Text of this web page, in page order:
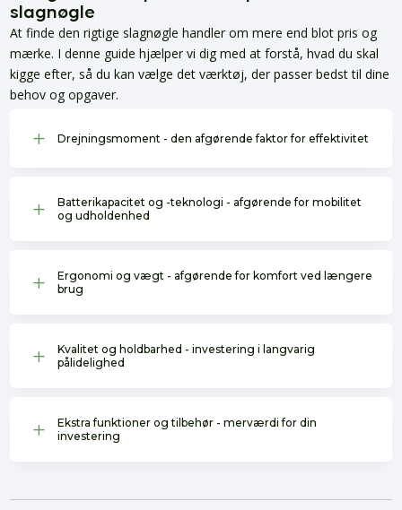
slagnøgle
At finde den rigtige slagnøgle handler om mere end blot pris og
mærke. I denne guide hjælper vi dig med at forstå, hvad du skal
kigge efter, så du kan vælge det værktøj, der passer bedst til dine
behov og opgaver.
L Drejningsmoment - den afgørende faktor for effektivitet
L
Batterikapacitet og -teknologi - afgørende for mobilitet
og udholdenhed
L
Ergonomi og vægt - afgørende for komfort ved længere
brug
L
Kvalitet og holdbarhed - investering i langvarig
pålidelighed
L
Ekstra funktioner og tilbehør - merværdi for din
investering